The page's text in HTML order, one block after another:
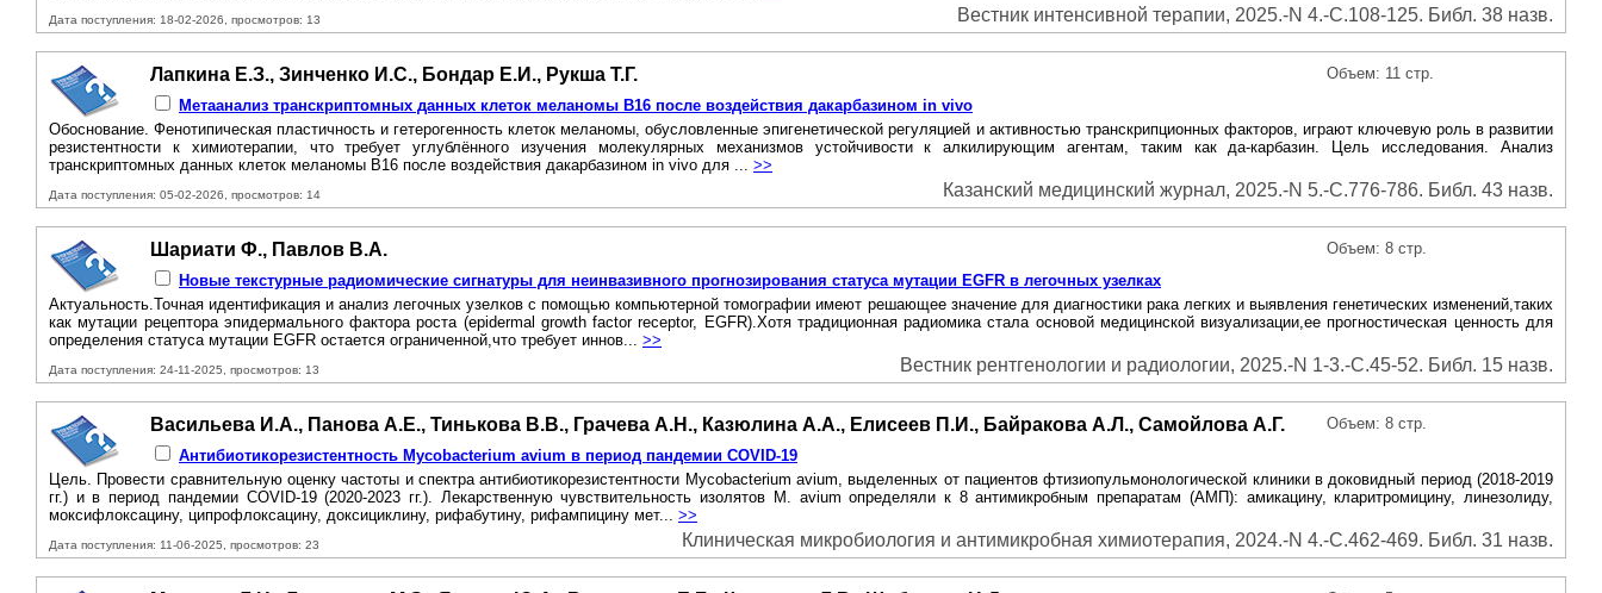
Дата поступления: 18-02-2026, просмотров: 13 Вестник интенсивной терапии, 2025.-N 4.-С.108-125. Библ. 38 назв.
Лапкина Е.З., Зинченко И.С., Бондар Е.И., Рукша Т.Г.
Метаанализ транскриптомных данных клеток меланомы B16 после воздействия дакарбазином in vivo
Объем: 11 стр.
Обоснование. Фенотипическая пластичность и гетерогенность клеток меланомы, обусловленные эпигенетической регуляцией и активностью транскрипционных факторов, играют ключевую роль в развитии
резистентности к химиотерапии, что требует углублённого изучения молекулярных механизмов устойчивости к алкилирующим агентам, таким как да-карбазин. Цель исследования. Анализ
транскриптомных данных клеток меланомы B16 после воздействия дакарбазином in vivo для ... >>
Дата поступления: 05-02-2026, просмотров: 14 Казанский медицинский журнал, 2025.-N 5.-С.776-786. Библ. 43 назв.
Шариати Ф., Павлов В.А.
Новые текстурные радиомические сигнатуры для неинвазивного прогнозирования статуса мутации EGFR в легочных узелках
Объем: 8 стр.
Актуальность.Точная идентификация и анализ легочных узелков с помощью компьютерной томографии имеют решающее значение для диагностики рака легких и выявления генетических изменений,таких
как мутации рецептора эпидермального фактора роста (epidermal growth factor receptor, EGFR).Xoтя традиционная радиомика стала основой медицинской визуализации,ее прогностическая ценность для
определения статуса мутации EGFR остается ограниченной,что требует иннов... >>
Дата поступления: 24-11-2025, просмотров: 13 Вестник рентгенологии и радиологии, 2025.-N 1-3.-С.45-52. Библ. 15 назв.
Васильева И.А., Панова А.Е., Тинькова В.В., Грачева А.Н., Казюлина А.А., Елисеев П.И., Байракова А.Л., Самойлова А.Г.
Антибиотикорезистентность Mycobacterium avium в период пандемии COVID-19
Объем: 8 стр.
Цель. Провести сравнительную оценку частоты и спектра антибиотикорезистентности Mycobacterium avium, выделенных от пациентов фтизиопульмонологической клиники в доковидный период (2018-2019
гг.) и в период пандемии COVID-19 (2020-2023 гг.). Лекарственную чувствительность изолятов М. avium определяли к 8 антимикробным препаратам (АМП): амикацину, кларитромицину, линезолиду,
моксифлоксацину, ципрофлоксацину, доксициклину, рифабутину, рифампицину мет... >>
Дата поступления: 11-06-2025, просмотров: 23 Клиническая микробиология и антимикробная химиотерапия, 2024.-N 4.-С.462-469. Библ. 31 назв.